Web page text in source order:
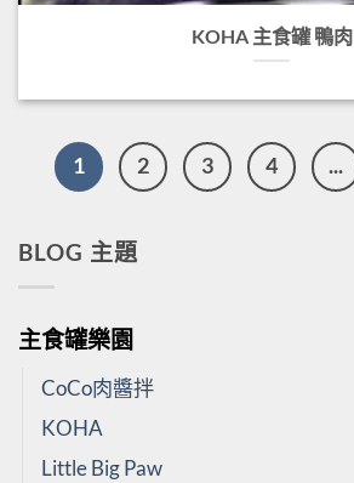
BLOG 主題
主食罐樂園
CoCo肉醬拌
KOHA
Little Big Paw
KOHA 主食罐 鴨肉
1 2 3 4 ...